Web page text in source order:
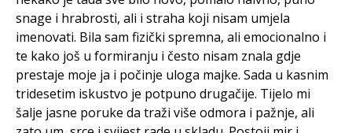
snage i hrabrosti, ali i straha koji nisam umjela
imenovati. Bila sam fizički spremna, ali emocionalno i
te kako još u formiranju i često nisam znala gdje
prestaje moje ja i počinje uloga majke. Sada u kasnim
tridesetim iskustvo je potpuno drugačije. Tijelo mi
šalje jasne poruke da traži više odmora i pažnje, ali